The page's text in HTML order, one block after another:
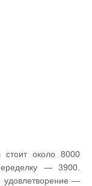
стоит около 8000
— 3900.
—